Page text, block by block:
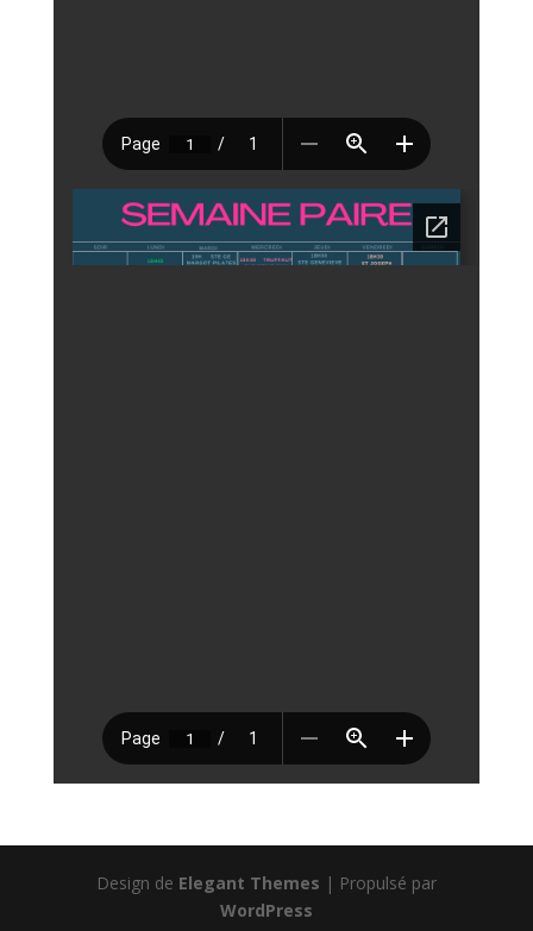
Design de Elegant Themes | Propulsé par
WordPress